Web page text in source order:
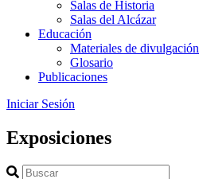
Salas de Historia
Salas del Alcázar
Educación
Materiales de divulgación
Glosario
Publicaciones
Iniciar Sesión
Exposiciones